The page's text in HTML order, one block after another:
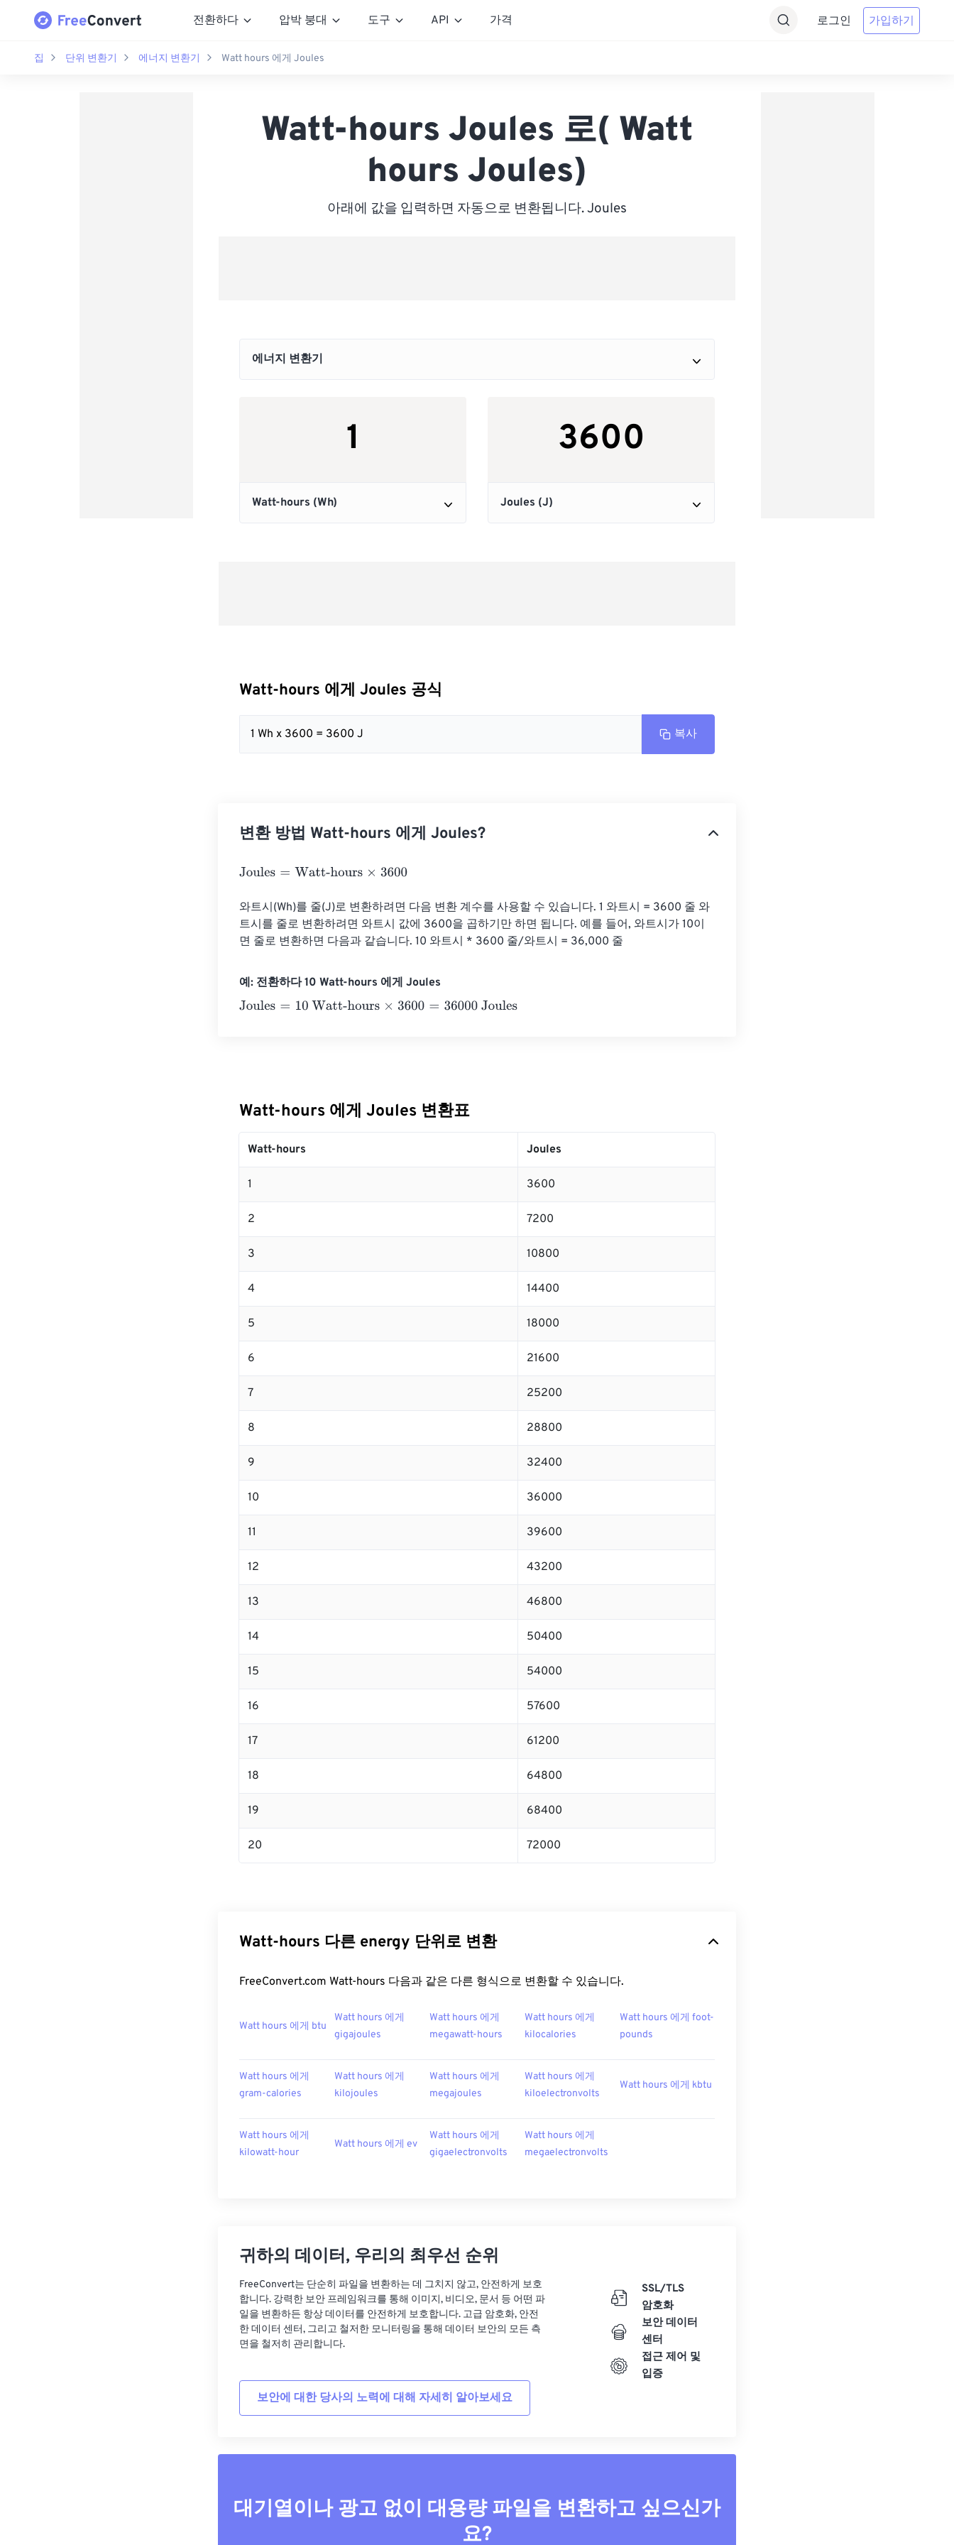
전환하다 압박 붕대 도구 API 가격 로그인 가입하기
집 단위 변환기 에너지 변환기 Watt hours 에게 Joules
Watt-hours Joules 로( Watt
hours Joules)
아래에 값을 입력하면 자동으로 변환됩니다. Joules
Watt-hours 에게 Joules 공식
1 Wh x 3600 = 3600 J 복사
변환 방법 Watt-hours 에게 Joules?
Joules= Watt-hours×3600
와트시(Wh)를 줄(J)로 변환하려면 다음 변환 계수를 사용할 수 있습니다. 1 와트시 = 3600 줄 와
트시를 줄로 변환하려면 와트시 값에 3600을 곱하기만 하면 됩니다. 예를 들어, 와트시가 10이
면 줄로 변환하면 다음과 같습니다. 10 와트시 * 3600 줄/와트시 = 36,000 줄
예: 전환하다 10 Watt-hours 에게 Joules
Joules= 10 Watt-hours×3600= 36000 Joules
Watt-hours 에게 Joules 변환표
Watt-hours Joules
1 3600
2 7200
3 10800
4 14400
5 18000
6 21600
7 25200
8 28800
9 32400
10 36000
11 39600
12 43200
13 46800
14 50400
15 54000
16 57600
17 61200
18 64800
19 68400
20 72000
Watt-hours 다른 energy 단위로 변환
FreeConvert.com Watt-hours 다음과 같은 다른 형식으로 변환할 수 있습니다.
Watt hours 에게 btu
Watt hours 에게
gigajoules
Watt hours 에게
megawatt-hours
Watt hours 에게
kilocalories
Watt hours 에게 foot-
pounds
Watt hours 에게
gram-calories
Watt hours 에게
kilojoules
Watt hours 에게
megajoules
Watt hours 에게
kiloelectronvolts
Watt hours 에게 kbtu
Watt hours 에게
kilowatt-hour
Watt hours 에게 ev
Watt hours 에게
gigaelectronvolts
Watt hours 에게
megaelectronvolts
귀하의 데이터, 우리의 최우선 순위
FreeConvert는 단순히 파일을 변환하는 데 그치지 않고, 안전하게 보호
합니다. 강력한 보안 프레임워크를 통해 이미지, 비디오, 문서 등 어떤 파
일을 변환하든 항상 데이터를 안전하게 보호합니다. 고급 암호화, 안전
한 데이터 센터, 그리고 철저한 모니터링을 통해 데이터 보안의 모든 측
면을 철저히 관리합니다.
보안에 대한 당사의 노력에 대해 자세히 알아보세요
SSL/TLS
암호화
보안 데이터
센터
접근 제어 및
입증
대기열이나 광고 없이 대용량 파일을 변환하고 싶으신가
요?